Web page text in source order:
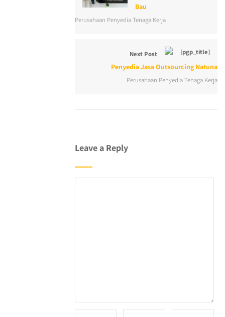
Bau
Perusahaan Penyedia Tenaga Kerja
Next Post
Penyedia Jasa Outsourcing Natuna
Perusahaan Penyedia Tenaga Kerja
Leave a Reply